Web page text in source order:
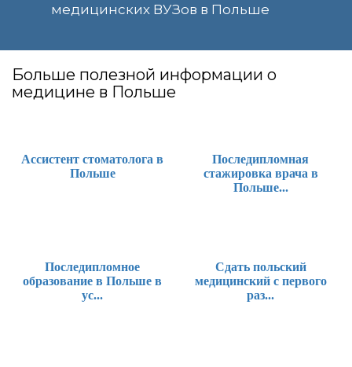
медицинских ВУЗов в Польше
Больше полезной информации о
медицине в Польше
Ассистент стоматолога в
Польше
Последипломная
стажировка врача в
Польше...
Последипломное
образование в Польше в
ус...
Сдать польский
медицинский с первого
раз...